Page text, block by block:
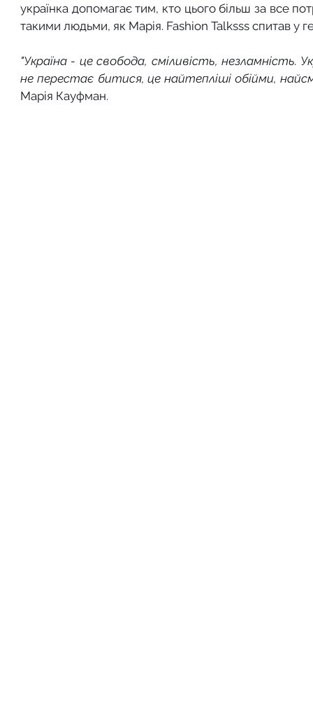
українка допомагає тим, кто цього більш за все
такими людьми, як Марія. Fashion Talksss спитав у
"Україна - це свобода, сміливість, незламність.
не перестає битися, це найтепліші обійми,
Марія Кауфман.